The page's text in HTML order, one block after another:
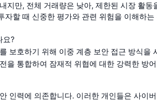
지만, 전체 거래량은 낮아, 제한된 시장 활동
자할 때 신중한 평가와 관련 위험을 이해하는
요?
보호하기 위해 이중 계층 보안 접근 방식을
을 통합하여 잠재적 위협에 대한 강력한 방
인력에 의존합니다. 이러한 개인들은 사이